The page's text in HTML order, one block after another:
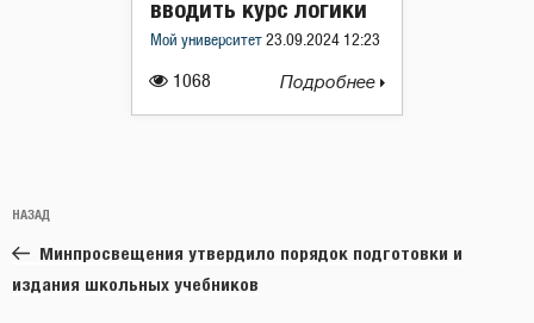
1068
вводить курс логики
Мой университет 23.09.2024 12:23
Подробнее
по
записям
Предыдущая
запись:
НАЗАД
Минпросвещения утвердило порядок подготовки и
издания школьных учебников